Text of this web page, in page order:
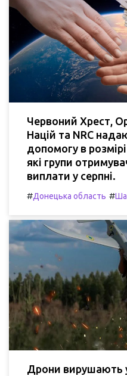
Червоний Хрест,
Націй та NRC
допомогу в
які групи
виплати у серпні.
#Донецька область #
Дрони вирушають у